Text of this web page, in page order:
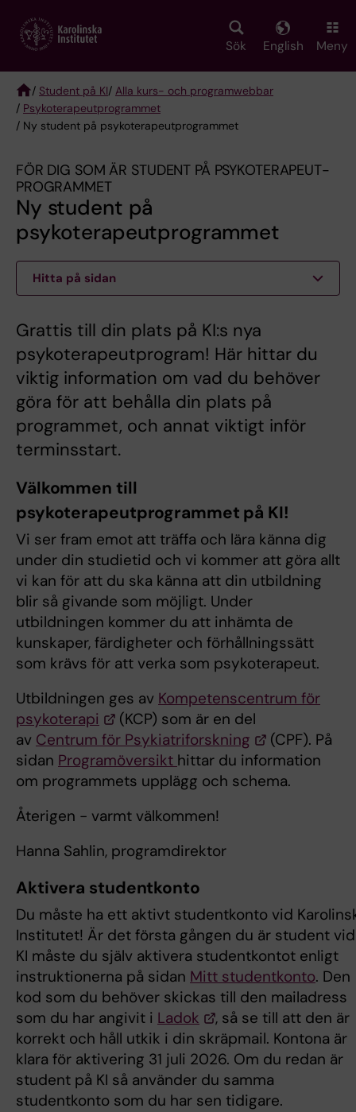
main
Sök English Meny
Breadcrumb
/ Student på KI/ Alla kurs- och programwebbar
/ Psykoterapeut­programmet
/ Ny student på psykoterapeutprogrammet
FÖR DIG SOM ÄR STUDENT PÅ PSYKOTERAPEUT­
PROGRAMMET
Ny student på
psykoterapeutprogrammet
Hitta på sidan
Grattis till din plats på KI:s nya
psykoterapeutprogram! Här hittar du
viktig information om vad du behöver
göra för att behålla din plats på
programmet, och annat viktigt inför
terminsstart.
Välkommen till
psykoterapeutprogrammet på KI!
Vi ser fram emot att träffa och lära känna dig
under din studietid och vi kommer att göra allt
vi kan för att du ska känna att din utbildning
blir så givande som möjligt. Under
utbildningen kommer du att inhämta de
kunskaper, färdigheter och förhållningssätt
som krävs för att verka som psykoterapeut.
Utbildningen ges av Kompetenscentrum för
psykoterapi
(KCP) som är en del
av Centrum för Psykiatriforskning
(CPF). På
sidan Programöversikt hittar du information
om programmets upplägg och schema.
Återigen - varmt välkommen!
Hanna Sahlin, programdirektor
Aktivera studentkonto
Du måste ha ett aktivt studentkonto vid
Institutet! Är det första gången du är student vid
KI måste du själv aktivera studentkontot enligt
instruktionerna på sidan Mitt studentkonto. Den
kod som du behöver skickas till den mailadress
som du har angivit i Ladok
, så se till att den är
korrekt och håll utkik i din skräpmail. Kontona är
klara för aktivering 31 juli 2026. Om du redan är
student på KI så använder du samma
studentkonto som du har sen tidigare.